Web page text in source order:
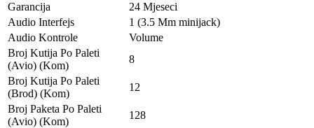
Garancija
24 Mjeseci
Audio Interfejs
1 (3.5 Mm minijack)
Audio Kontrole
Volume
Broj Kutija Po Paleti
(Avio) (Kom)
8
Broj Kutija Po Paleti
(Brod) (Kom)
12
Broj Paketa Po Paleti
(Avio) (Kom)
128